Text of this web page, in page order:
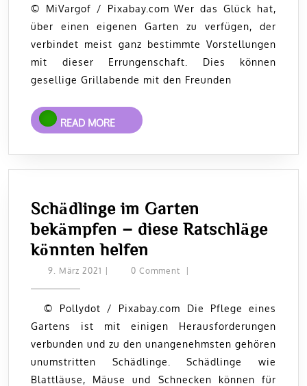
den
Garten
mit
diesen
© MiVargof / Pixabay.com Wer das Glück hat,
über einen eigenen Garten zu verfügen, der
verbindet meist ganz bestimmte Vorstellungen
mit dieser Errungenschaft. Dies können
gesellige Grillabende mit den Freunden
READ MORE
READ
MORE
Schädlinge im Garten
bekämpfen – diese Ratschläge
könnten helfen
im
bekämpfen
–
diese
Ratschläge
9. März 2021 9.| 0 Comment |
© Pollydot / Pixabay.com Die Pflege eines
Gartens ist mit einigen Herausforderungen
verbunden und zu den unangenehmsten gehören
unumstritten Schädlinge. Schädlinge wie
Blattläuse, Mäuse und Schnecken können für